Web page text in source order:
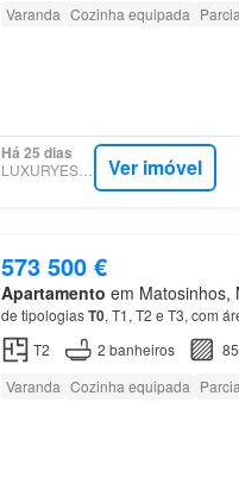
Varanda Cozinha equipada
Há 25 dias
LUXURYESTATE Ver imóvel
573 500 €
Apartamento em Matosinhos,
de tipologiasT0, T1, T2 e T3, com
T2
2 banheiros
Varanda Cozinha equipada